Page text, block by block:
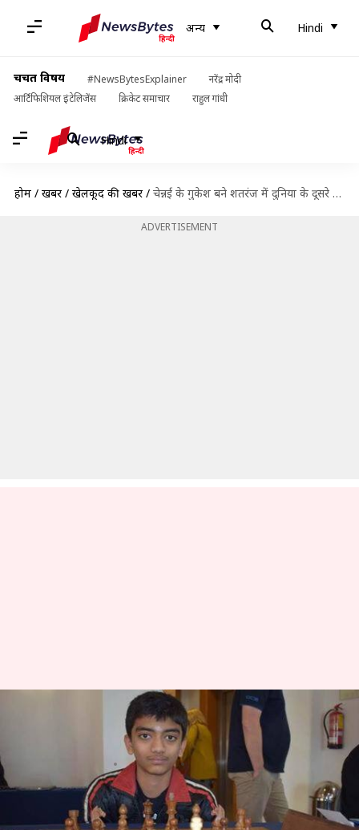
अन्य Hindi
चर्चित विषय #NewsBytesExplainer
नरेंद्र मोदी
आर्टिफिशियल इंटेलिजेंस
क्रिकेट समाचार राहुल गांधी
Hindi
होम / खबरें / खेलकूद की खबरें / चेन्नई के गुकेश बने शतरंज में दुनिया के दूसरे सबसे कम उम्र के ग्रैंड मास्टर
ADVERTISEMENT
चेन्नई के गुकेश बने शतरंज में दुनिया
के दूसरे सबसे कम उम्र के ग्रैंड मास्टर
Jan 17, 2019 10:35 am
क्या है खबर?